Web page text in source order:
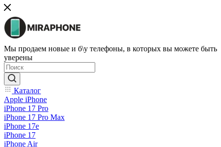
Мы продаем новые и б\у телефоны, в которых вы можете быть
уверены
Каталог
Apple iPhone
iPhone 17 Pro
iPhone 17 Pro Max
iPhone 17e
iPhone 17
iPhone Air